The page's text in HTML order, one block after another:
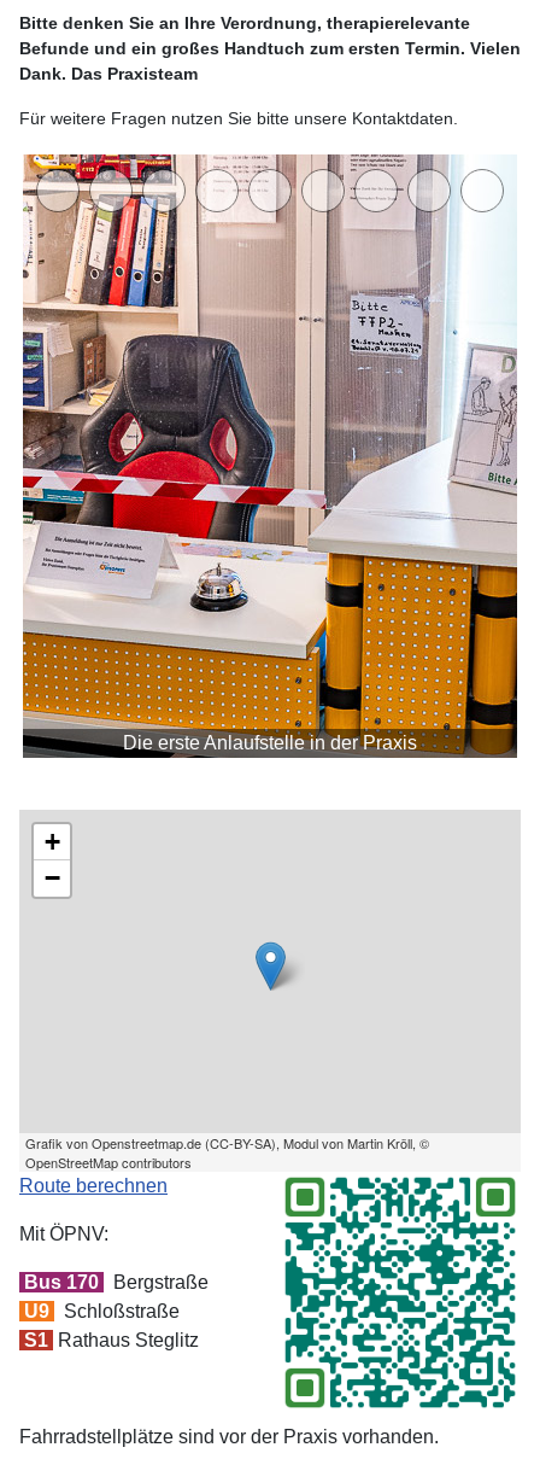
Bitte denken Sie an Ihre Verordnung, therapierelevante
Befunde und ein großes Handtuch zum ersten Termin. Vielen
Dank. Das Praxisteam
Für weitere Fragen nutzen Sie bitte unsere Kontaktdaten.
Die erste Anlaufstelle in der Praxis
+
−
Grafik vonOpenstreetmap.de (CC-BY-SA), Modul vonMartin Kröll, ©
OpenStreetMap contributors
Route berechnen
Mit ÖPNV:
Bus 170
Bergstraße
U9
Schloßstraße
S1 Rathaus Steglitz
Fahrradstellplätze sind vor der Praxis vorhanden.